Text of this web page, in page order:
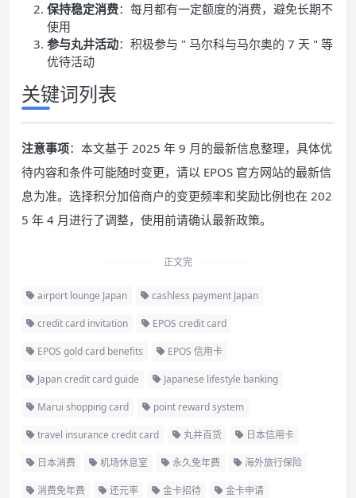
保持稳定消费：每月都有一定额度的消费，避免长期不
使用
参与丸井活动：积极参与 " 马尔科与马尔奥的 7 天 " 等
优待活动
关键词列表
注意事项：本文基于 2025 年 9 月的最新信息整理，具体优
待内容和条件可能随时变更，请以 EPOS 官方网站的最新信
息为准。选择积分加倍商户的变更频率和奖励比例也在 202
5 年 4 月进行了调整，使用前请确认最新政策。
正文完
airport lounge Japan cashless payment Japan
credit card invitation EPOS credit card
EPOS gold card benefits EPOS 信用卡
Japan credit card guide Japanese lifestyle banking
Marui shopping card point reward system
travel insurance credit card 丸井百货 日本信用卡
日本消费 机场休息室 永久免年费 海外旅行保险
消费免年费 还元率 金卡招待 金卡申请